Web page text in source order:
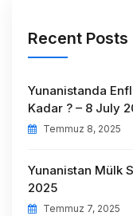
Recent Posts
Yunanistanda
Kadar ? – 8 July
Temmuz 8, 2025
Yunanistan Mülk
2025
Temmuz 7, 2025